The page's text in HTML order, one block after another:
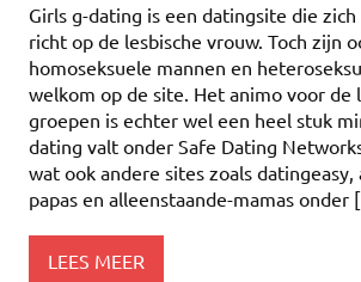
Girls g-dating is een datingsite die
richt op de lesbische vrouw. Toch zijn
homoseksuele mannen en
welkom op de site. Het animo voor de
groepen is echter wel een heel stuk
dating valt onder Safe Dating
wat ook andere sites zoals datingeasy,
papas en alleenstaande-mamas
LEES MEER